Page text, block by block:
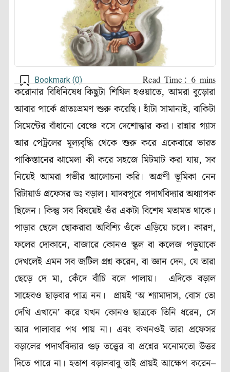
Bookmark (0)
করোনার বিধিনিষেধ কিছুটা শিথিল হওয়াতে, আমরা বুড়োরা
আবার পার্কে প্রাতঃভ্রমণ শুরু করেছি। হাঁটা সামান্যই, বাকিটা
সিমেন্টের বাঁধানো বেঞ্চে বসে দেশোদ্ধার করা। রান্নার গ্যাস
আর পেট্রলের মূল্যবৃদ্ধি থেকে শুরু করে একেবারে ভারত
পাকিস্তানের ঝামেলা কী করে সহজে মিটমাট করা যায়, সব
নিয়েই আমরা গভীর আলোচনা করি। অগ্রণী ভূমিকা নেন
রিটায়ার্ড প্রফেসর ডঃ বড়াল। যাদবপুরে পদার্থবিদ্যার অধ্যাপক
ছিলেন। কিন্তু সব বিষয়েই ওঁর একটা বিশেষ মতামত থাকে।
পাড়ার ছেলে ছোকরারা অবিশ্যি ওঁকে এড়িয়ে চলে। কারণ,
ফলের দোকানে, বাজারে কোনও স্কুল বা কলেজ পড়ুয়াকে
দেখলেই এমন সব জটিল প্রশ্ন করেন, বা জ্ঞান দেন, যে তারা
ছেড়ে দে মা, কেঁদে বাঁচি বলে পালায়। এদিকে বড়াল
সাহেবও ছাড়বার পাত্র নন। প্রায়ই ‘অ শ্যামাদাস, বোস তো
দেখি এখানে’ করে যখন কোনও ছাত্রকে তিনি ধরেন, সে
আর পালাবার পথ পায় না। এবং কখনওই তারা প্রফেসর
বড়ালের পদার্থবিদ্যার গুঢ় তত্ত্বের বা প্রশ্নের মনোমতো উত্তর
দিতে পারে না। হতাশ বড়ালবাবু তাই প্রায়ই আক্ষেপ করেন–